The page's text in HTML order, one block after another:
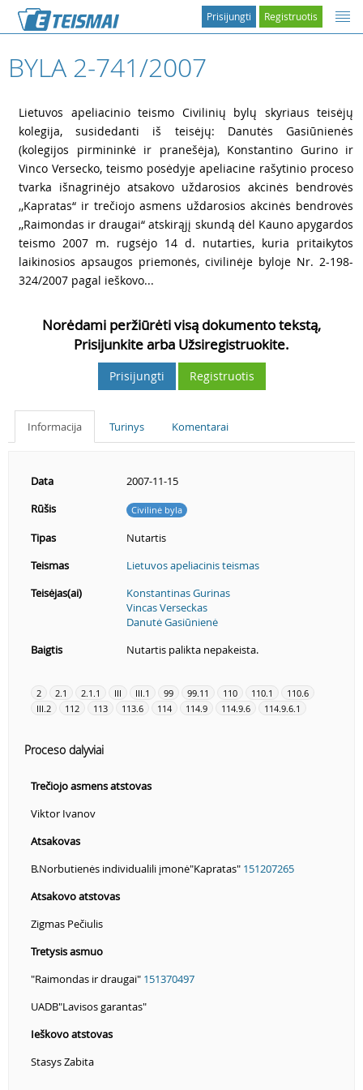
Registruotis
Prisijungti
BYLA 2-741/2007
Lietuvos apeliacinio teismo Civilinių bylų skyriaus teisėjų
kolegija, susidedanti iš teisėjų: Danutės Gasiūnienės
(kolegijos pirmininkė ir pranešėja), Konstantino Gurino ir
Vinco Versecko, teismo posėdyje apeliacine rašytinio proceso
tvarka išnagrinėjo atsakovo uždarosios akcinės bendrovės
,,Kapratas“ ir trečiojo asmens uždarosios akcinės bendrovės
,,Raimondas ir draugai“ atskirąjį skundą dėl Kauno apygardos
teismo 2007 m. rugsėjo 14 d. nutarties, kuria pritaikytos
laikinosios apsaugos priemonės, civilinėje byloje Nr. 2-198-
324/2007 pagal ieškovo...
Norėdami peržiūrėti visą dokumento tekstą,
Prisijunkite arba Užsiregistruokite.
Prisijungti Registruotis
Informacija Turinys Komentarai
Data
2007-11-15
Rūšis
Civilinė byla
Tipas
Nutartis
Teismas
Lietuvos apeliacinis teismas
Teisėjas(ai)
Konstantinas Gurinas
Vincas Verseckas
Danutė Gasiūnienė
Baigtis
Nutartis palikta nepakeista.
2 2.1 2.1.1 III III.1 99 99.11 110 110.1
110.6
III.2
112 113 113.6 114 114.9 114.9.6 114.9.6.1
Proceso dalyviai
Trečiojo asmens atstovas
Viktor Ivanov
Atsakovas
B.Norbutienės individualili įmonė"Kapratas" 151207265
Atsakovo atstovas
Zigmas Pečiulis
Tretysis asmuo
"Raimondas ir draugai" 151370497
UADB"Lavisos garantas"
Ieškovo atstovas
Stasys Zabita